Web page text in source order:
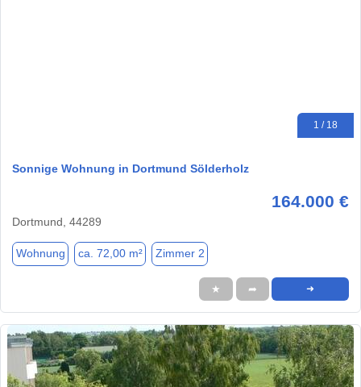
1 / 18
Sonnige Wohnung in Dortmund Sölderholz
164.000 €
Dortmund, 44289
Wohnung ca. 72,00 m² Zimmer 2
★ ➦ ➜